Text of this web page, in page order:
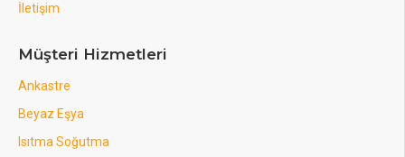
İletişim
Müşteri Hizmetleri
Ankastre
Beyaz Eşya
Isıtma Soğutma